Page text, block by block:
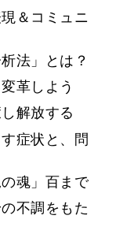
＆コミュニ
法」とは？
革しよう
解放する
症状と、問
魂」百まで
不調をもた